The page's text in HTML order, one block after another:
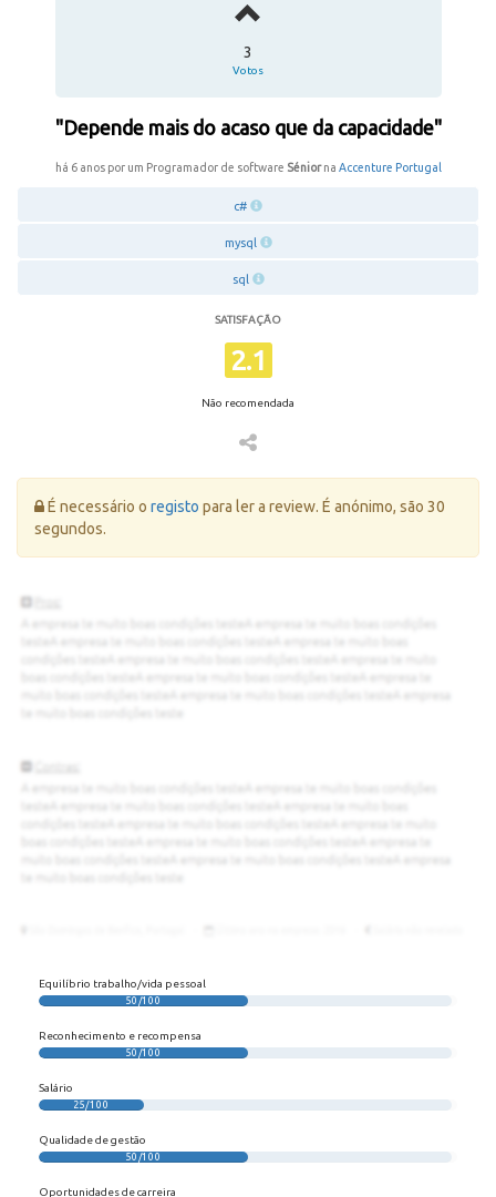
3
Votos
"Depende mais do acaso que da capacidade"
há 6 anos por um Programador de software Séniorna Accenture Portugal
c#
mysql
sql
SATISFAÇÃO
2.1
Não recomendada
Erro:
É necessário o registo para ler a review. É anónimo, são 30
segundos.
Equilíbrio trabalho/vida pessoal
50/100
Reconhecimento e recompensa
50/100
Salário
25/100
Qualidade de gestão
50/100
Oportunidades de carreira